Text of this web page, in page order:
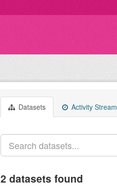
Datasets Activity Stream
2 datasets found